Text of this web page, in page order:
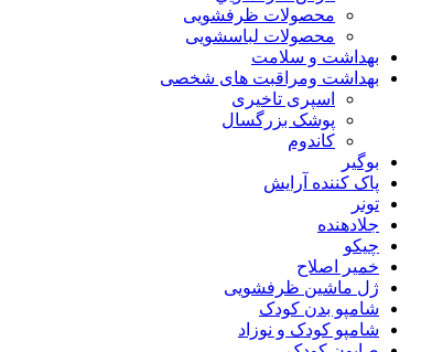
محصولات ظرفشویی
محصولات لباسشویی
بهداشت و سلامت
بهداشت ومراقبت های شخصی
اسپری تاخیری
پوشک بزرگسال
کاندوم
بوگیر
پاک کننده آرایش
تونر
جلادهنده
چیکو
خمیر اصلاح
ژل ماشین ظرفشویی
شامپو بدن کودک
شامپو کودک و نوزاد